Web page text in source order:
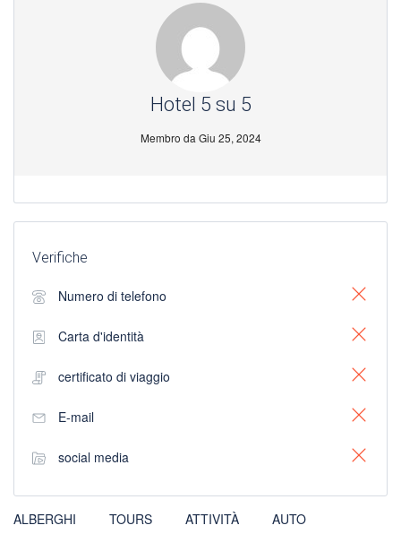
Hotel 5 su 5
Membro da Giu 25, 2024
Verifiche
Numero di telefono
Carta d'identità
certificato di viaggio
E-mail
social media
ALBERGHI TOURS ATTIVITÀ AUTO